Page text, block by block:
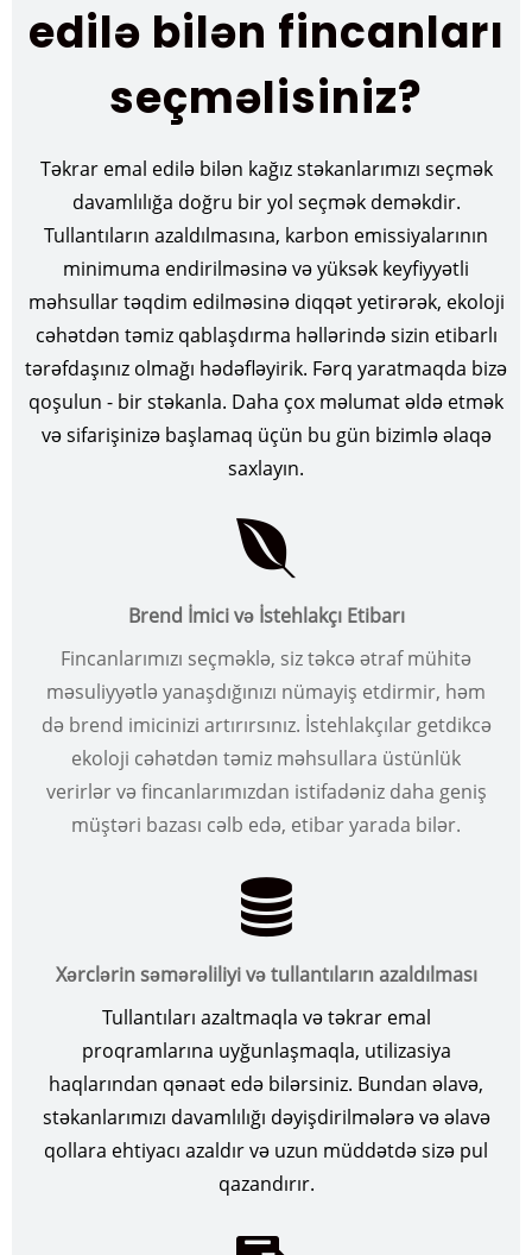
edilə bilən fincanları
seçməlisiniz?
Təkrar emal edilə bilən kağız stəkanlarımızı seçmək
davamlılığa doğru bir yol seçmək deməkdir.
Tullantıların azaldılmasına, karbon emissiyalarının
minimuma endirilməsinə və yüksək keyfiyyətli
məhsullar təqdim edilməsinə diqqət yetirərək, ekoloji
cəhətdən təmiz qablaşdırma həllərində sizin etibarlı
tərəfdaşınız olmağı hədəfləyirik. Fərq yaratmaqda bizə
qoşulun - bir stəkanla. Daha çox məlumat əldə etmək
və sifarişinizə başlamaq üçün bu gün bizimlə əlaqə
saxlayın.
Brend İmici və İstehlakçı Etibarı
Fincanlarımızı seçməklə, siz təkcə ətraf mühitə
məsuliyyətlə yanaşdığınızı nümayiş etdirmir, həm
də brend imicinizi artırırsınız. İstehlakçılar getdikcə
ekoloji cəhətdən təmiz məhsullara üstünlük
verirlər və fincanlarımızdan istifadəniz daha geniş
müştəri bazası cəlb edə, etibar yarada bilər.
Xərclərin səmərəliliyi və tullantıların azaldılması
Tullantıları azaltmaqla və təkrar emal
proqramlarına uyğunlaşmaqla, utilizasiya
haqlarından qənaət edə bilərsiniz. Bundan əlavə,
stəkanlarımızı davamlılığı dəyişdirilmələrə və əlavə
qollara ehtiyacı azaldır və uzun müddətdə sizə pul
qazandırır.